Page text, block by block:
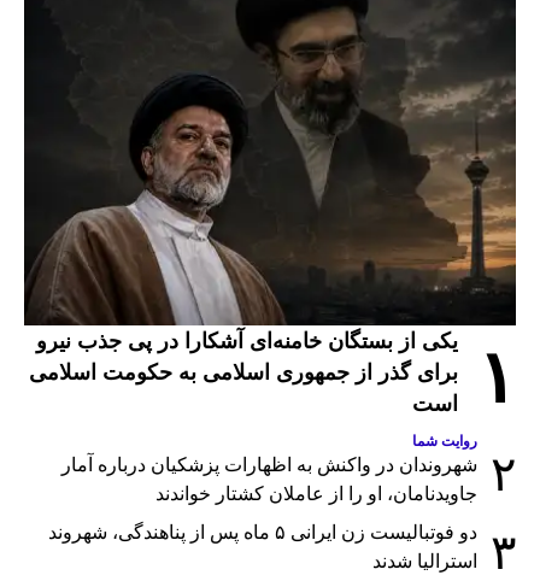
۱
یکی از بستگان خامنه‌ای آشکارا در پی جذب نیرو
برای گذر از جمهوری اسلامی به حکومت اسلامی
است
۲
روایت شما
شهروندان در واکنش به اظهارات پزشکیان درباره آمار
جاویدنامان، او را از عاملان کشتار خواندند
۳
دو فوتبالیست زن ایرانی ۵ ماه پس از پناهندگی، شهروند
استرالیا شدند